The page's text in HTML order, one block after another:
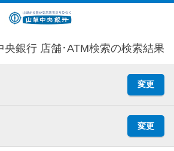
央銀行 店舗･ATM検索の検索結果
変更
変更